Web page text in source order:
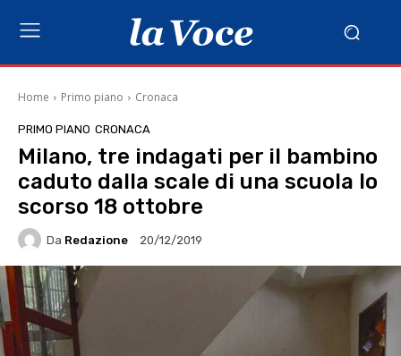
Home Primo piano Cronaca
PRIMO PIANO CRONACA
Milano, tre indagati per il bambino
caduto dalla scale di una scuola lo
scorso 18 ottobre
Da Redazione 20/12/2019